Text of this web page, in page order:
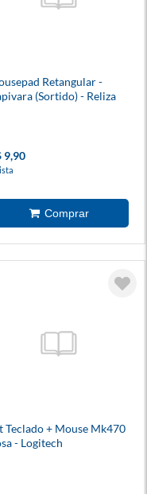
Retangular -
(Sortido) - Reliza
9,90
Teclado + Mouse Mk470
- Logitech